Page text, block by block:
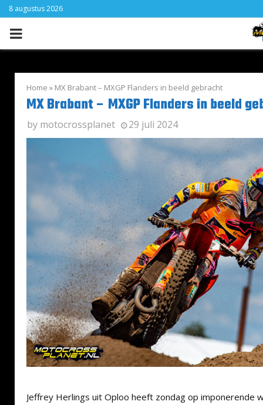
8 augustus 2026
PRIMARY
Home » MX Brabant – MXGP Flanders in beeld gebracht
MX Brabant – MXGP Flanders in beeld
by motocrossplanet 29 juli 2024
Jeffrey Herlings uit Oploo heeft zondag op imponerende